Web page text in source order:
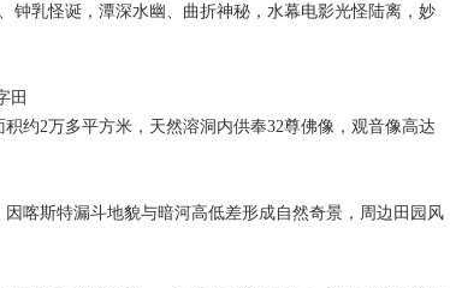
钟乳怪诞，潭深水幽、曲折神秘，水幕电影光怪陆离，妙
田
约2万多平方米，天然溶洞内供奉32尊佛像，观音像高达
喀斯特漏斗地貌与暗河高低差形成自然奇景，周边田园风